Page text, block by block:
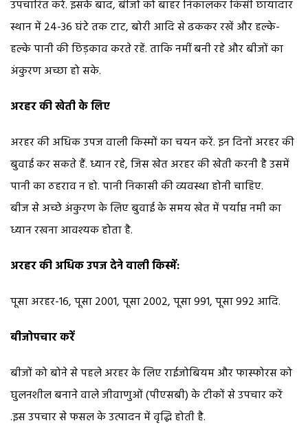
उपचारित करें. इसके बाद, बीजों को बाहर निकालकर किसी छायादार
स्थान में 24-36 घंटे तक टाट, बोरी आदि से ढककर रखें और हल्के-
हल्के पानी की छिड़काव करते रहें. ताकि नमीं बनी रहे और बीजों का
अंकुरण अच्छा हो सके.
अरहर की खेती के लिए
अरहर की अधिक उपज वाली किस्मों का चयन करें. इन दिनों अरहर की
बुवाई कर सकते हैं. ध्यान रहे, जिस खेत अरहर की खेती करनी है उसमें
पानी का ठहराव न हो. पानी निकासी की व्यवस्था होनी चाहिए.
बीज से अच्छे अंकुरण के लिए बुवाई के समय खेत में पर्याप्त नमी का
ध्यान रखना आवश्यक होता है.
अरहर की अधिक उपज देने वाली किस्में:
पूसा अरहर-16, पूसा 2001, पूसा 2002, पूसा 991, पूसा 992 आदि.
बीजोपचार करें
बीजों को बोने से पहले अरहर के लिए राईजोबियम और फास्फोरस को
घुलनशील बनाने वाले जीवाणुओं (पीएसबी) के टीकों से उपचार करें
.इस उपचार से फसल के उत्पादन में वृद्धि होती है.